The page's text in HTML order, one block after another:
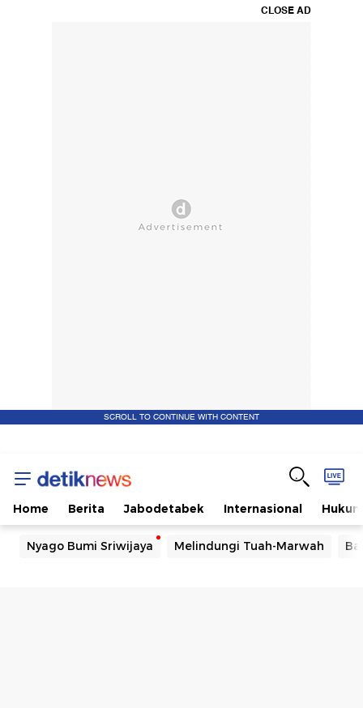
CLOSE AD
SCROLL TO CONTINUE WITH CONTENT
Home Berita Jabodetabek Internasional Hukum
Nyago Bumi Sriwijaya Melindungi Tuah-Marwah